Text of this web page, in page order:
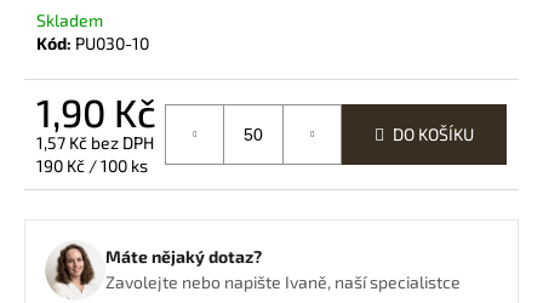
Skladem
Kód: PU030-10
1,90 Kč
1,57 Kč bez DPH
Měrná
cena:
190 Kč / 100 ks
DO KOŠÍKU
Máte nějaký dotaz?
Zavolejte nebo napište Ivaně, naší specialistce
D
o
p
o
u
č